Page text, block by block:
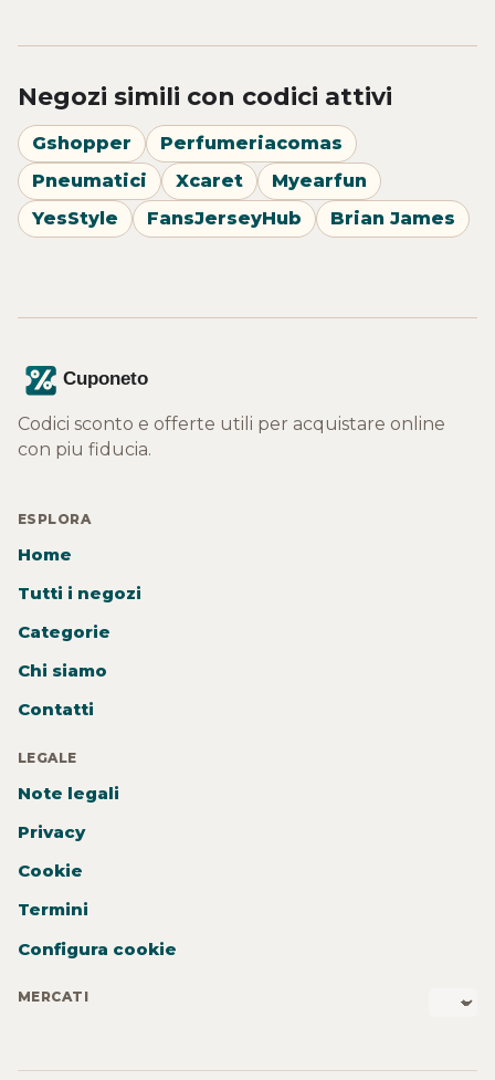
Negozi simili con codici attivi
Gshopper
Perfumeriacomas
Pneumatici
Xcaret
Myearfun
YesStyle
FansJerseyHub Brian James
Codici sconto e offerte utili per acquistare online
con piu fiducia.
ESPLORA
Home
Tutti i negozi
Categorie
Chi siamo
Contatti
LEGALE
Note legali
Privacy
Cookie
Termini
Configura cookie
MERCATI